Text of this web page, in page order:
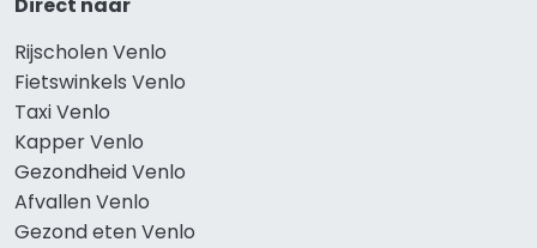
Direct naar
Rijscholen Venlo
Fietswinkels Venlo
Taxi Venlo
Kapper Venlo
Gezondheid Venlo
Afvallen Venlo
Gezond eten Venlo